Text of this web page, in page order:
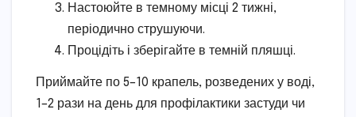
Настоюйте в темному місці 2 тижні,
періодично струшуючи.
Процідіть і зберігайте в темній пляшці.
Приймайте по 5–10 крапель, розведених у воді,
1–2 рази на день для профілактики застуди чи